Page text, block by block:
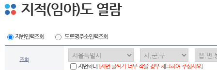
지적(임야)도 열람
지번입력조회 도로명주소입력조회
조회
지번확대 [지번 글씨가 너무 작을 경우 체크하여 주십시오]